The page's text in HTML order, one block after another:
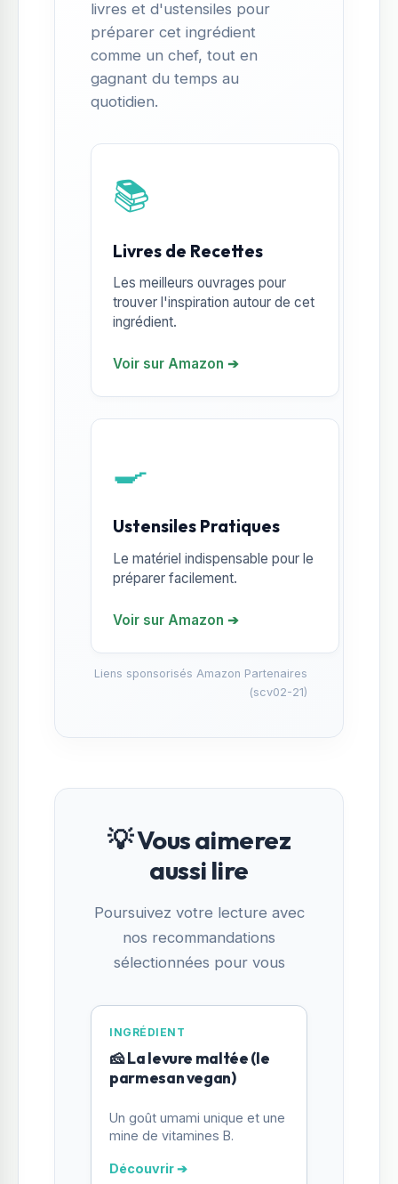
livres et d'ustensiles pour
préparer cet ingrédient
comme un chef, tout en
gagnant du temps au
quotidien.
📚
Livres de Recettes
Les meilleurs ouvrages pour
trouver l'inspiration autour de cet
ingrédient.
Voir sur Amazon ➔
🍳
Ustensiles Pratiques
Le matériel indispensable pour le
préparer facilement.
Voir sur Amazon ➔
Liens sponsorisés Amazon Partenaires
(scv02-21)
💡 Vous aimerez
aussi lire
Poursuivez votre lecture avec
nos recommandations
sélectionnées pour vous
INGRÉDIENT
🧀 La levure maltée (le
parmesan vegan)
Un goût umami unique et une
mine de vitamines B.
Découvrir ➔